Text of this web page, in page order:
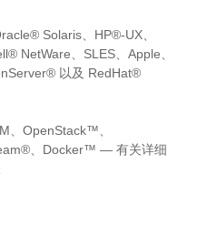
Solaris、HP®-UX、
NetWare、SLES、Apple、
以及 RedHat®
、OpenStack™、
、Docker™ — 有关详细